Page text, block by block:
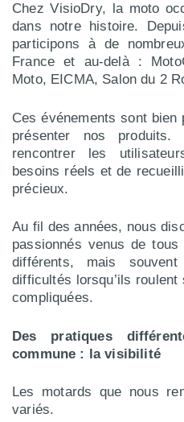
Chez VisioDry, la moto
dans notre histoire.
participons à de
France et au-delà :
Moto, EICMA, Salon du 2
Ces événements sont
présenter nos
rencontrer les
besoins réels et de
précieux.
Au fil des années, nous
passionnés venus de
différents, mais
difficultés lorsqu’ils
compliquées.
Des pratiques
commune : la visibilité
Les motards que nous
variés.